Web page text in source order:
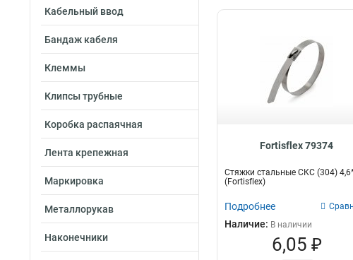
Кабельный ввод
Бандаж кабеля
Клеммы
Клипсы трубные
Коробка распаячная
Лента крепежная
Маркировка
Металлорукав
Наконечники
Fortisflex 79374
Стяжки стальные СКС (304)
(Fortisflex)
Подробнее
Наличие: В наличии
6,05 ₽